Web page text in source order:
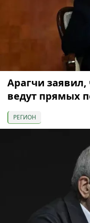
Арагчи
ведут прямых
РЕГИОН